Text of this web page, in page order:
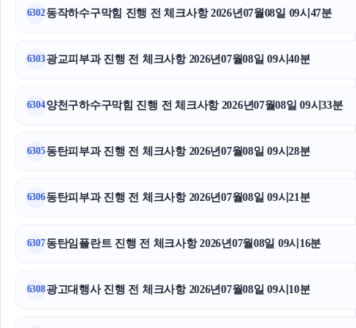
안산피부과
광교피부과
6302동작하수구막힘 진행 전 체크사항 2026년07월08일 09시47분
6303광교피부과 진행 전 체크사항 2026년07월08일 09시40분
6304양천구하수구막힘 진행 전 체크사항 2026년07월08일 09시33분
6305동탄피부과 진행 전 체크사항 2026년07월08일 09시28분
6306동탄피부과 진행 전 체크사항 2026년07월08일 09시21분
6307동탄임플란트 진행 전 체크사항 2026년07월08일 09시16분
6308광고대행사 진행 전 체크사항 2026년07월08일 09시10분